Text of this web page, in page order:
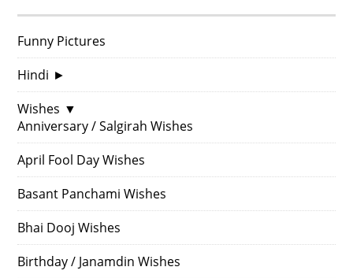
Funny Pictures
Hindi ►
Wishes ▼
Anniversary / Salgirah Wishes
April Fool Day Wishes
Basant Panchami Wishes
Bhai Dooj Wishes
Birthday / Janamdin Wishes